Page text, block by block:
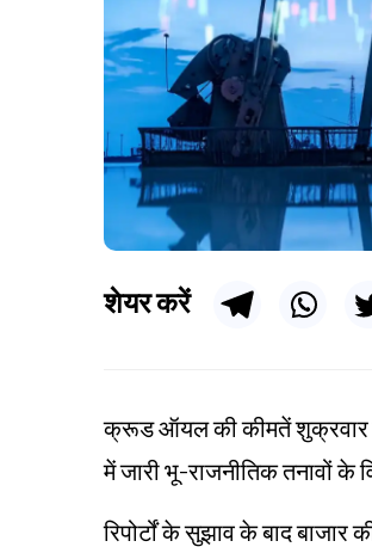
शेयर करें
क्रूड ऑयल की कीमतें शुक्रवार
में जारी भू-राजनीतिक तनावों
रिपोर्टों के सुझाव के बाद बाजार